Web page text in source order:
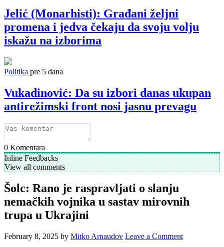
Jelić (Monarhisti): Građani željni
promena i jedva čekaju da svoju volju
iskažu na izborima
Politika pre 5 dana
Vukadinović: Da su izbori danas ukupan
antirežimski front nosi jasnu prevagu
0 Komentara
Inline Feedbacks
View all comments
Šolc: Rano je raspravljati o slanju
nemačkih vojnika u sastav mirovnih
trupa u Ukrajini
February 8, 2025 by Mitko Arnaudov Leave a Comment